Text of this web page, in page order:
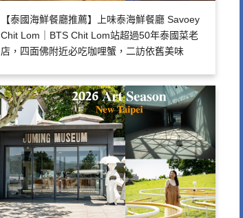
【泰國海鮮餐廳推薦】上味泰海鮮餐廳 Savoey
Chit Lom｜BTS Chit Lom站超過50年泰國菜老
店，四面佛附近必吃咖哩蟹，二訪依舊美味